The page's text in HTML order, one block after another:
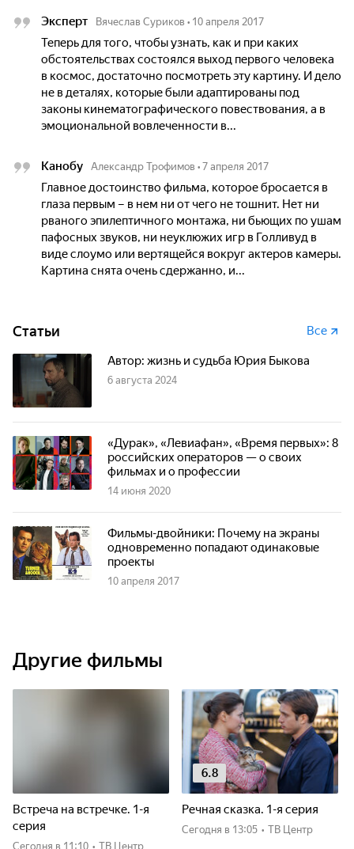
Эксперт Вячеслав Суриков • 10 апреля 2017
Теперь для того, чтобы узнать, как и при каких
обстоятельствах состоялся выход первого человека
в космос, достаточно посмотреть эту картину. И дело
не в деталях, которые были адаптированы под
законы кинематографического повествования, а в
эмоциональной вовлеченности в...
Канобу Александр Трофимов • 7 апреля 2017
Главное достоинство фильма, которое бросается в
глаза первым – в нем ни от чего не тошнит. Нет ни
рваного эпилептичного монтажа, ни бьющих по ушам
пафосных звуков, ни неуклюжих игр в Голливуд в
виде слоумо или вертящейся вокруг актеров камеры.
Картина снята очень сдержанно, и...
Статьи Все
Автор: жизнь и судьба Юрия Быкова
6 августа 2024
«Дурак», «Левиафан», «Время первых»: 8
российских операторов — о своих
фильмах и о профессии
14 июня 2020
Фильмы-двойники: Почему на экраны
одновременно попадают одинаковые
проекты
10 апреля 2017
Другие фильмы
Встреча на встречке. 1-я
серия
Сегодня в 11:10 • ТВ Центр
6.8
Речная сказка. 1-я серия
Сегодня в 13:05 • ТВ Центр